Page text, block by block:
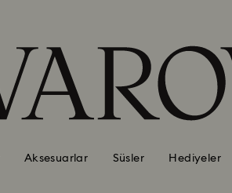
Aksesuarlar Süsler Hediyeler